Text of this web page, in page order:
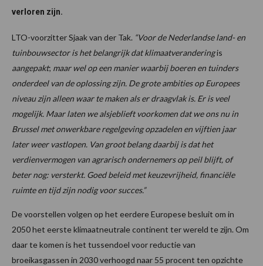
verloren zijn.
LTO-voorzitter Sjaak van der Tak. “Voor de Nederlandse land- en
tuinbouwsector is het belangrijk dat klimaatveranderingis
aangepakt; maar wel op een manier waarbij boeren en tuinders
onderdeel van de oplossing zijn. De grote ambities op Europees
niveau zijn alleen waar te maken als er draagvlak is. Er is veel
mogelijk. Maar laten we alsjeblieft voorkomen dat we ons nu in
Brussel met onwerkbare regelgeving opzadelen en vijftien jaar
later weer vastlopen. Van groot belang daarbij is dat het
verdienvermogen van agrarisch ondernemers op peil blijft, of
beter nog: versterkt. Goed beleid met keuzevrijheid, financiële
ruimte en tijd zijn nodig voor succes.”
De voorstellen volgen op het eerdere Europese besluit om in
2050 het eerste klimaatneutrale continent ter wereld te zijn. Om
daar te komen is het tussendoel voor reductie van
broeikasgassen in 2030 verhoogd naar 55 procent ten opzichte